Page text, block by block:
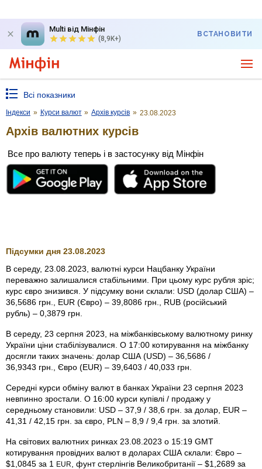
Multi від Мінфін
(8,9K+)
ВСТАНОВИТИ
Всі показники
Індекси » Курси валют » Архів курсів » 23.08.2023
Архів валютних курсів
Все про валюту теперь і в застосунку від Мінфін
Підсумки дня 23.08.2023
В середу, 23.08.2023, валютні курси Нацбанку України
переважно залишалися стабільними. При цьому курс рубля зріс;
курс євро знизився. У підсумку вони склали: USD (долар США) –
36,5686 грн., EUR (Євро) – 39,8086 грн., RUB (російський
рубль) – 0,3879 грн.
В середу, 23 серпня 2023, на міжбанківському валютному ринку
України ціни стабілізувалися. О 17:00 котирування на міжбанку
досягли таких значень: долар США (USD) – 36,5686 /
36,9343 грн., Євро (EUR) – 39,6403 / 40,033 грн.
Середні курси обміну валют в банках України 23 серпня 2023
невпинно зростали. О 16:00 курси купівлі / продажу у
середньому становили: USD – 37,9 / 38,6 грн. за долар, EUR –
41,31 / 42,15 грн. за євро, PLN – 8,9 / 9,4 грн. за злотий.
На світових валютних ринках 23.08.2023 о 15:19 GMT
котирування провідних валют в доларах США склали: Євро –
$1,0845 за 1 EUR
, фунт стерлінгів Велико­британії – $1,2689 за